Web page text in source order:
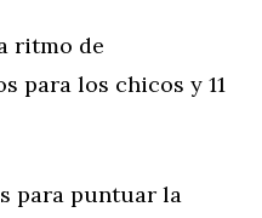
ritmo de
para los chicos y 11
para puntuar la